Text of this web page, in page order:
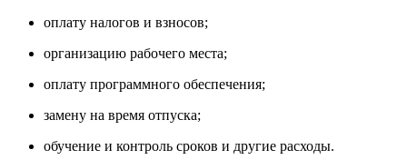
оплату налогов и взносов;
организацию рабочего места;
оплату программного обеспечения;
замену на время отпуска;
обучение и контроль сроков и другие расходы.